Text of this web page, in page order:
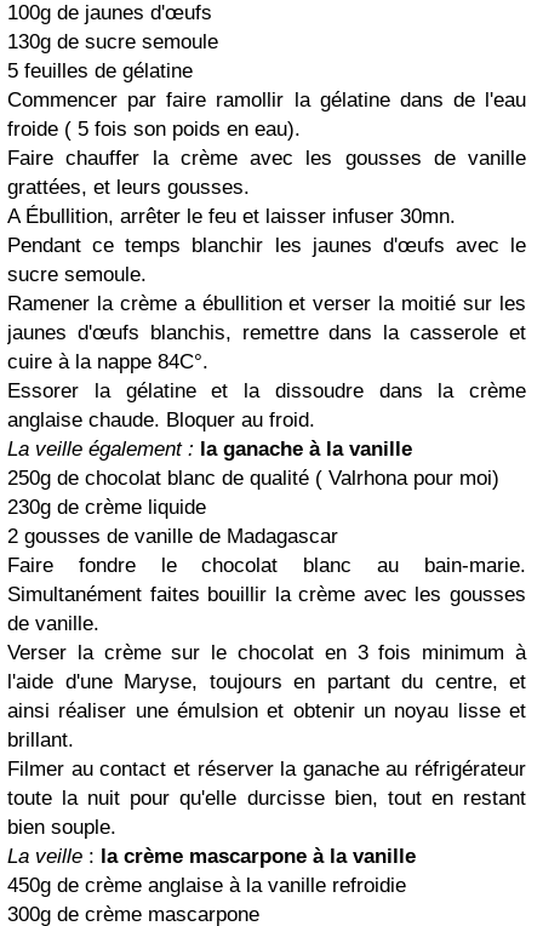
100g de jaunes d'œufs
130g de sucre semoule
5 feuilles de gélatine
Commencer par faire ramollir la gélatine dans de l'eau
froide ( 5 fois son poids en eau).
Faire chauffer la crème avec les gousses de vanille
grattées, et leurs gousses.
A Ébullition, arrêter le feu et laisser infuser 30mn.
Pendant ce temps blanchir les jaunes d'œufs avec le
sucre semoule.
Ramener la crème a ébullition et verser la moitié sur les
jaunes d'œufs blanchis, remettre dans la casserole et
cuire à la nappe 84C°.
Essorer la gélatine et la dissoudre dans la crème
anglaise chaude. Bloquer au froid.
La veille également : la ganache à la vanille
250g de chocolat blanc de qualité ( Valrhona pour moi)
230g de crème liquide
2 gousses de vanille de Madagascar
Faire fondre le chocolat blanc au bain-marie.
Simultanément faites bouillir la crème avec les gousses
de vanille.
Verser la crème sur le chocolat en 3 fois minimum à
l'aide d'une Maryse, toujours en partant du centre, et
ainsi réaliser une émulsion et obtenir un noyau lisse et
brillant.
Filmer au contact et réserver la ganache au réfrigérateur
toute la nuit pour qu'elle durcisse bien, tout en restant
bien souple.
La veille : la crème mascarpone à la vanille
450g de crème anglaise à la vanille refroidie
300g de crème mascarpone